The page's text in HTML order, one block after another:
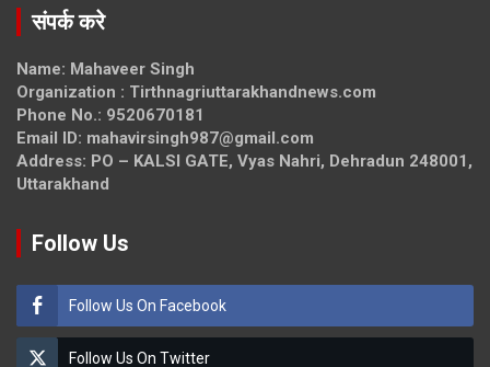
संपर्क करे
Name: Mahaveer Singh
Organization : Tirthnagriuttarakhandnews.com
Phone No.: 9520670181
Email ID: mahavirsingh987@gmail.com
Address: PO – KALSI GATE, Vyas Nahri, Dehradun 248001,
Uttarakhand
Follow Us
Follow Us On Facebook
Follow Us On Twitter